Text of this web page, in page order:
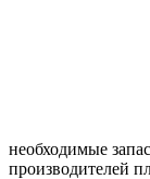
необходимые
производителей